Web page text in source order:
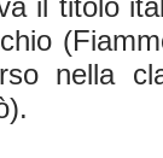
il titolo
nella